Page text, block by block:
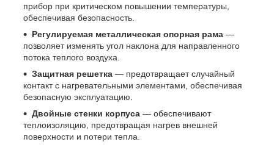
прибор при критическом повышении температуры,
обеспечивая безопасность.
Регулируемая металлическая опорная рама —
позволяет изменять угол наклона для направленного
потока теплого воздуха.
Защитная решетка — предотвращает случайный
контакт с нагревательными элементами, обеспечивая
безопасную эксплуатацию.
Двойные стенки корпуса — обеспечивают
теплоизоляцию, предотвращая нагрев внешней
поверхности и потери тепла.